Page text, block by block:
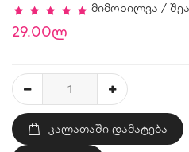
მიმოხილვა /
29.00ლ
ᲙᲐᲚᲐᲗᲐᲨᲘ ᲓᲐᲛᲐᲢᲔᲑᲐ